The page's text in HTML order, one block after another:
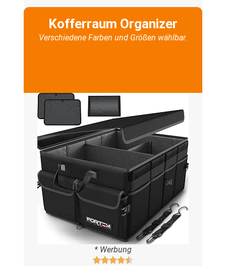
Kofferraum Organizer
Verschiedene Farben und Größen wählbar.
* Werbung